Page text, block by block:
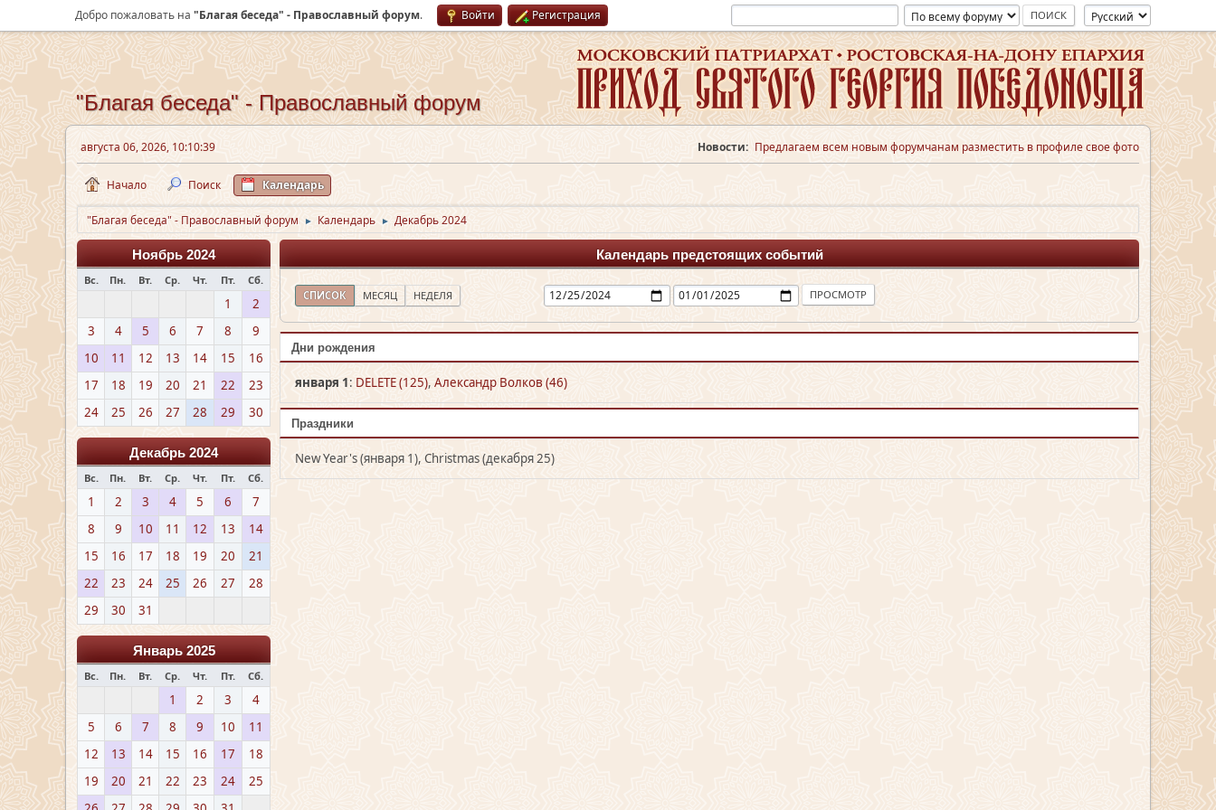
Добро пожаловать на "Благая беседа" - Православный форум. Войти Регистрация
"Благая беседа" - Православный форум
августа 06, 2026, 10:10:39 Новости: Предлагаем всем новым форумчанам разместить в профиле свое фото
Начало Поиск Календарь
"Благая беседа" - Православный форум ► Календарь ► Декабрь 2024
Ноябрь 2024
Вс. Пн. Вт. Ср. Чт. Пт. Сб.
1
2
3
4 5 6 7 8
9
10
11 12 13 14 15
16
17
18 19 20 21 22
23
24
25 26 27 28 29 30
Декабрь 2024
Вс. Пн. Вт. Ср. Чт. Пт. Сб.
1 2 3 4 5 6
7
8
9 10 11 12 13
14
15
16 17 18 19 20
21
22
23 24 25 26 27
28
29
30 31
Январь 2025
Вс. Пн. Вт. Ср. Чт. Пт. Сб.
1 2 3
4
5
6 7 8 9 10
11
12
13 14 15 16 17
18
19
20 21 22 23 24
25
Календарь предстоящих событий
СПИСОК МЕСЯЦ НЕДЕЛЯ
Дни рождения
января 1: DELETE (125), Александр Волков (46)
Праздники
New Year's (января 1), Christmas (декабря 25)